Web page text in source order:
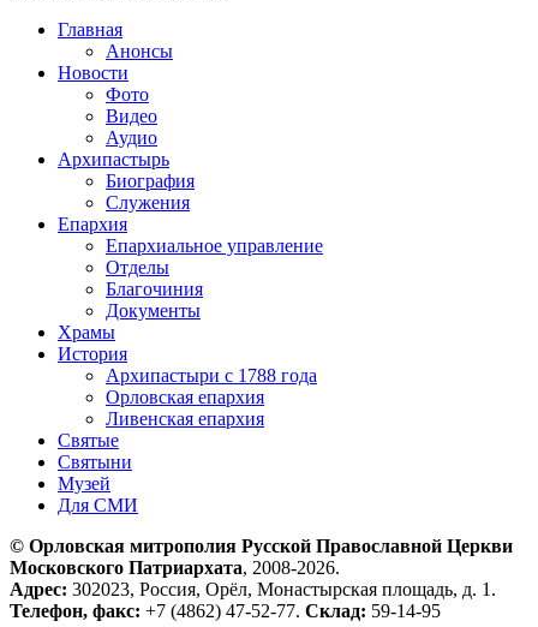
Главная
Анонсы
Новости
Фото
Видео
Аудио
Архипастырь
Биография
Служения
Епархия
Епархиальное управление
Отделы
Благочиния
Документы
Храмы
История
Архипастыри с 1788 года
Орловская епархия
Ливенская епархия
Святые
Святыни
Музей
Для СМИ
© Орловская митрополия Русской Православной Церкви
Московского Патриархата, 2008-2026.
Адрес: 302023, Россия, Орёл, Монастырская площадь, д. 1.
Телефон, факс: +7 (4862) 47-52-77. Склад: 59-14-95